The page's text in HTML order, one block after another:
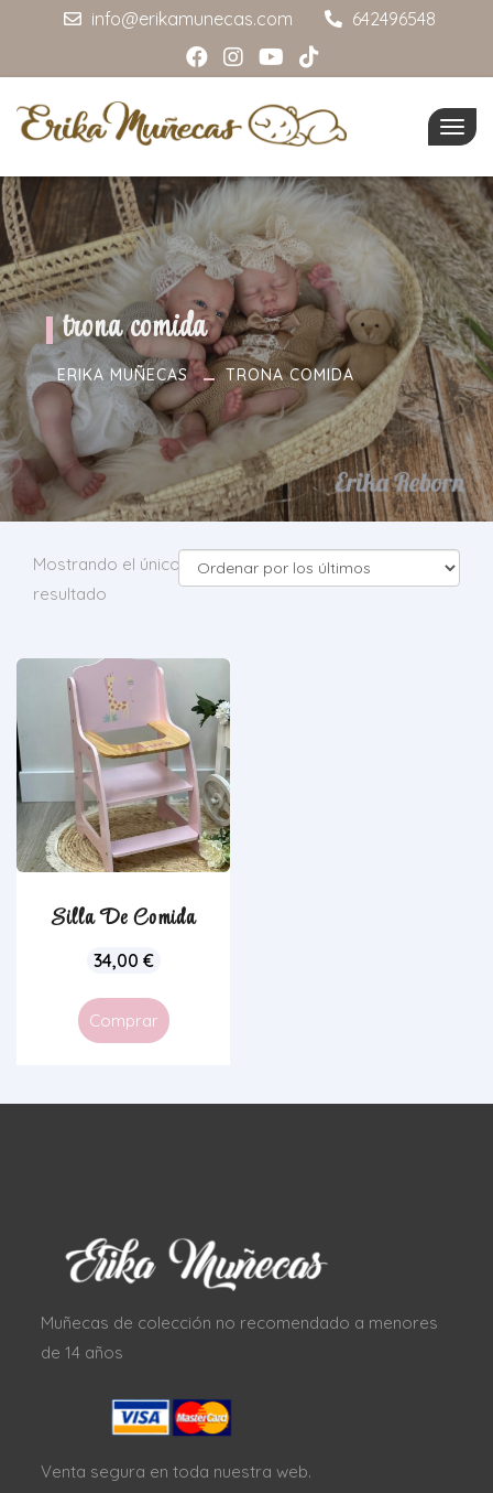
info@erikamunecas.com 642496548
trona comida
ERIKA MUÑECAS TRONA COMIDA
Mostrando el único
resultado
Silla De Comida
34,00 €
Comprar
Muñecas de colección no recomendado a menores
de 14 años
Venta segura en toda nuestra web.